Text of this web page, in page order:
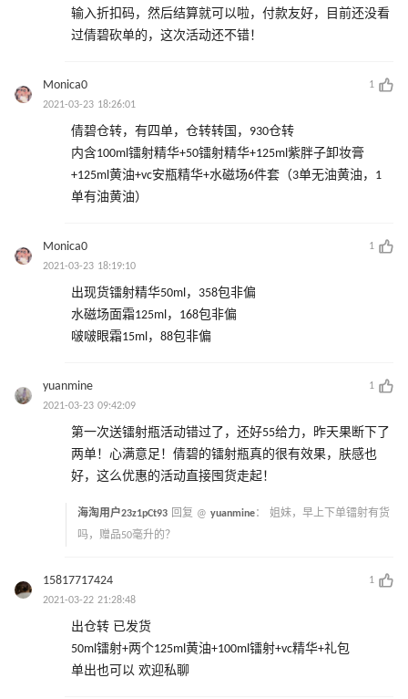
输入折扣码，然后结算就可以啦，付款友好，目前还没看
过倩碧砍单的，这次活动还不错！
Monica0
1
2021-03-23 18:26:01
倩碧仓转，有四单，仓转转国，930仓转
内含100ml镭射精华+50镭射精华+125ml紫胖子卸妆膏
+125ml黄油+vc安瓶精华+水磁场6件套（3单无油黄油，1
单有油黄油）
Monica0
1
2021-03-23 18:19:10
出现货镭射精华50ml，358包非偏
水磁场面霜125ml，168包非偏
啵啵眼霜15ml，88包非偏
yuanmine
1
2021-03-23 09:42:09
第一次送镭射瓶活动错过了，还好55给力，昨天果断下了
两单！心满意足！倩碧的镭射瓶真的很有效果，肤感也
好，这么优惠的活动直接囤货走起！
海淘用户23z1pCt93 回复 @ yuanmine： 姐妹，早上下单镭射有货
吗，赠品50毫升的？
15817717424
1
2021-03-22 21:28:48
出仓转 已发货
50ml镭射+两个125ml黄油+100ml镭射+vc精华+礼包
单出也可以 欢迎私聊